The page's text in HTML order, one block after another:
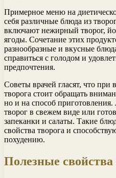
Примерное меню на
себя различные блюда из
включают нежирный творог,
ягоды. Сочетание этих
разнообразные и вкусные
справиться с голодом и
предпочтения.
Советы врачей гласят, что при
творога стоит обращать
но и на способ приготовления.
творог в свежем виде или
запеканки и салаты. Такие
свойства творога и
похудению.
Полезные свойства